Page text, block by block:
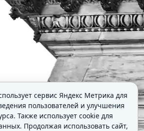
сервис Яндекс Метрика для
пользователей и улучшения
Также использует cookie для
Продолжая использовать сайт,